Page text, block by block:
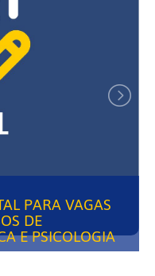
PARA VAGAS
DE
E PSICOLOGIA